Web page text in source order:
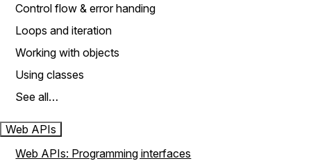
Control flow & error handing
Loops and iteration
Working with objects
Using classes
See all…
Web APIs
Web APIs: Programming interfaces